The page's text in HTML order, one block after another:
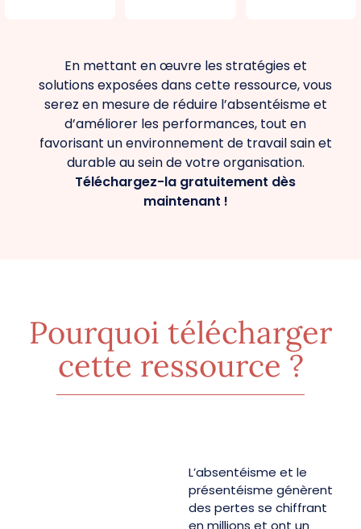
En mettant en œuvre les stratégies et
solutions exposées dans cette ressource, vous
serez en mesure de réduire l’absentéisme et
d’améliorer les performances, tout en
favorisant un environnement de travail sain et
durable au sein de votre organisation.
Téléchargez-la gratuitement dès
maintenant !
Pourquoi télécharger
cette ressource ?
L’absentéisme et le
présentéisme génèrent
des pertes se chiffrant
en millions et ont un